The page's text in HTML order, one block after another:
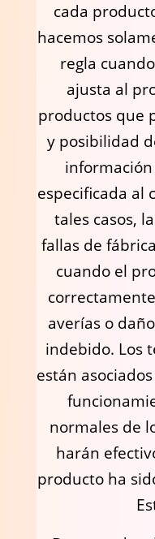
cada
hacemos
regla
ajusta al
productos que
y posibilidad
especificada al
tales casos,
fallas de
cuando el
averías o
indebido. Los
están
normales de
harán
producto ha